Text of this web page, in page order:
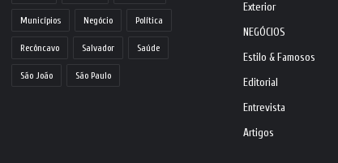
Municípios Negócio Política
Recôncavo Salvador Saúde
São João São Paulo
Exterior
NEGÓCIOS
Estilo & Famosos
Editorial
Entrevista
Artigos